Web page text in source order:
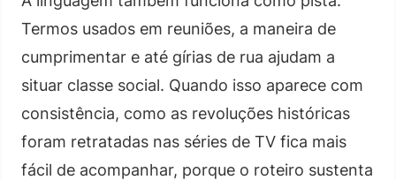
Termos usados em reuniões, a maneira de
cumprimentar e até gírias de rua ajudam a
situar classe social. Quando isso aparece com
consistência, como as revoluções históricas
foram retratadas nas séries de TV fica mais
fácil de acompanhar, porque o roteiro sustenta